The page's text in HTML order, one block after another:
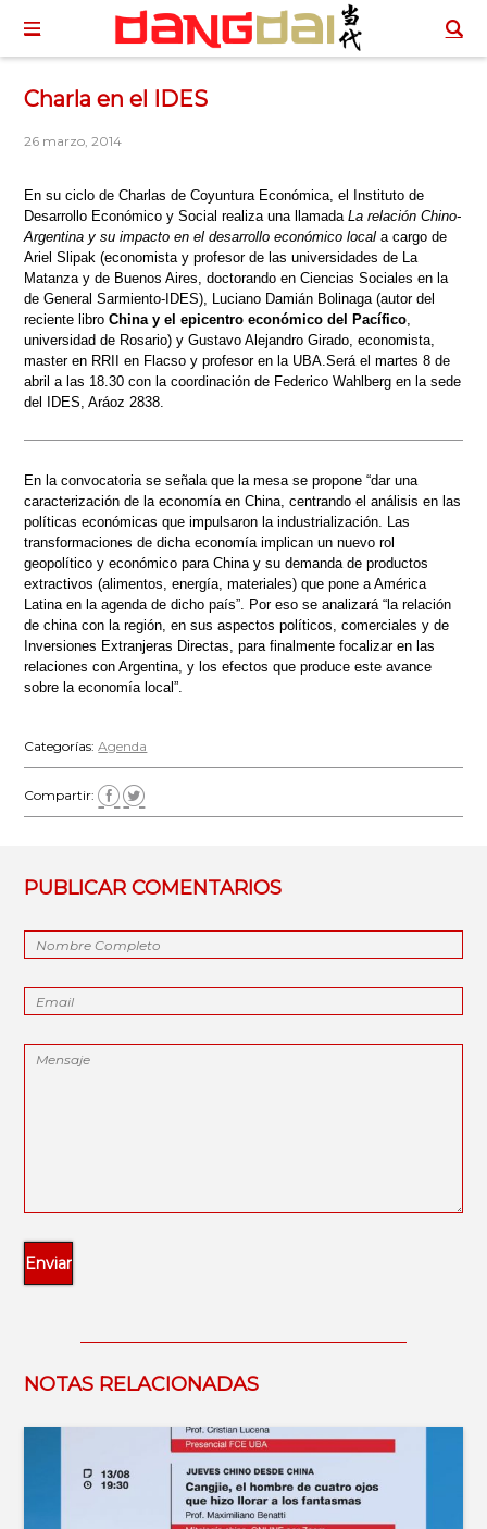
Charla en el IDES
26 marzo, 2014
En su ciclo de Charlas de Coyuntura Económica, el Instituto de
Desarrollo Económico y Social realiza una llamadaLa relación Chino-
Argentina y su impacto en el desarrollo económico local a cargo de
Ariel Slipak (economista y profesor de las universidades de La
Matanza y de Buenos Aires, doctorando en Ciencias Sociales en la
de General Sarmiento-IDES), Luciano Damián Bolinaga (autor del
reciente libroChina y el epicentro económico del Pacífico,
universidad de Rosario) y Gustavo Alejandro Girado, economista,
master en RRII en Flacso y profesor en la UBA.Será el martes 8 de
abril a las 18.30 con la coordinación de Federico Wahlberg en la sede
del IDES, Aráoz 2838.
En la convocatoria se señala que la mesa se propone “dar una
caracterización de la economía en China, centrando el análisis en las
políticas económicas que impulsaron la industrialización. Las
transformaciones de dicha economía implican un nuevo rol
geopolítico y económico para China y su demanda de productos
extractivos (alimentos, energía, materiales) que pone a América
Latina en la agenda de dicho país”. Por eso se analizará “la relación
de china con la región, en sus aspectos políticos, comerciales y de
Inversiones Extranjeras Directas, para finalmente focalizar en las
relaciones con Argentina, y los efectos que produce este avance
sobre la economía local”.
Categorías:Agenda
Compartir:
PUBLICAR COMENTARIOS
NOTAS RELACIONADAS